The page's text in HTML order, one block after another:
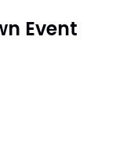
Event